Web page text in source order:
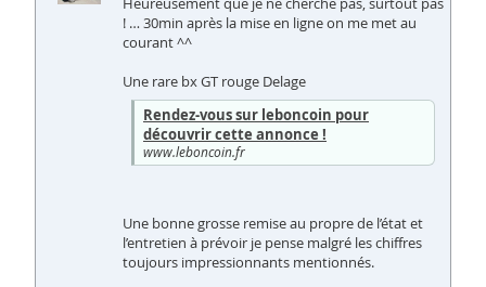
! … 30min après la mise en ligne on me met au
courant ^^
Une rare bx GT rouge Delage
Rendez-vous sur leboncoin pour
découvrir cette annonce !
www.leboncoin.fr
Une bonne grosse remise au propre de l’état et
l’entretien à prévoir je pense malgré les chiffres
toujours impressionnants mentionnés.